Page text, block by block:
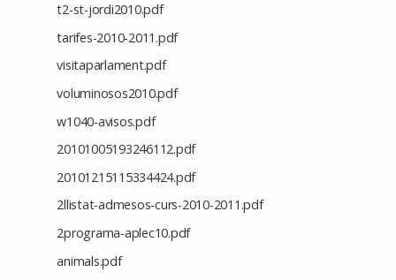
t2-st-jordi2010.pdf
tarifes-2010-2011.pdf
visitaparlament.pdf
voluminosos2010.pdf
w1040-avisos.pdf
20101005193246112.pdf
20101215115334424.pdf
2llistat-admesos-curs-2010-2011.pdf
2programa-aplec10.pdf
animals.pdf